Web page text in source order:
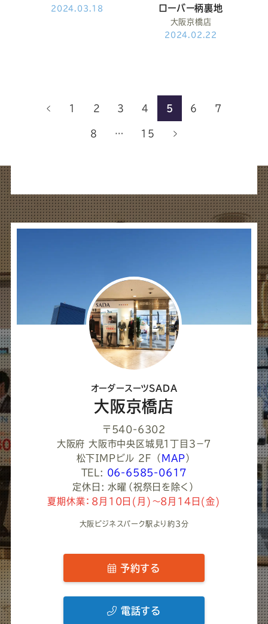
2024.03.18
ローバー柄裏地
大阪京橋店
2024.02.22
1 2 3 4 5 6 7
8 … 15
オーダースーツSADA
大阪京橋店
〒540-6302
大阪府 大阪市中央区城見１丁目３−７
松下ＩＭＰビル ２Ｆ
（ MAP ）
TEL: 06-6585-0617
定休日: 水曜（祝祭日を除く）
夏期休業：8月10日(月)～8月14日(金)
大阪ビジネスパーク駅より約3分
予約する
電話する